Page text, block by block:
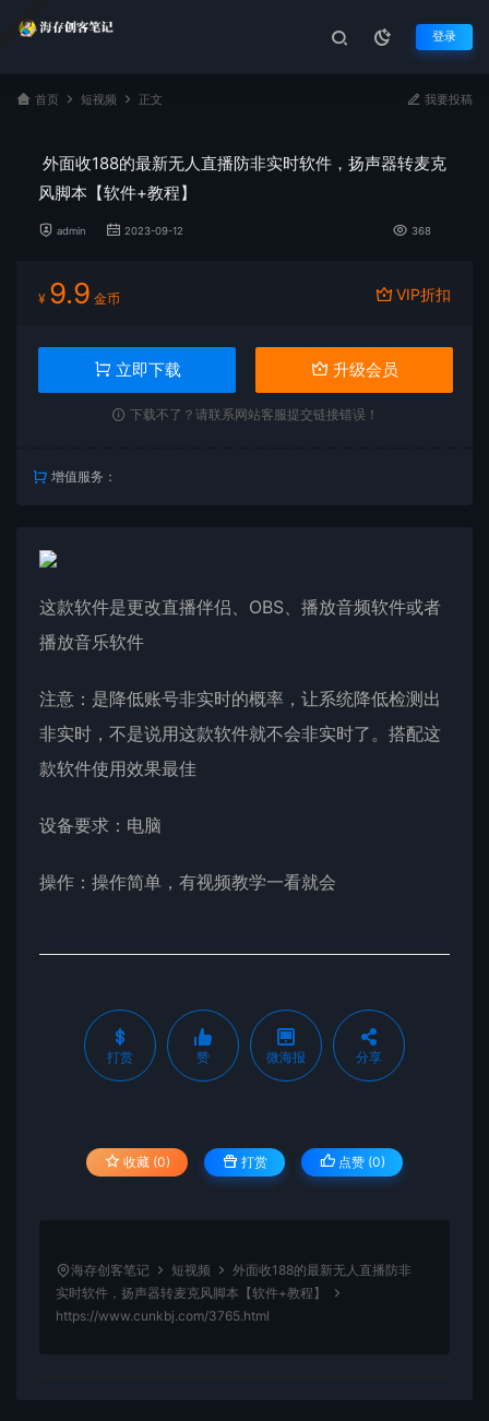
登录
首页 短视频 正文 我要投稿
外面收188的最新无人直播防非实时软件，扬声器转麦克
风脚本【软件+教程】
admin 2023-09-12 368
¥ 9.9 金币 VIP折扣
立即下载 升级会员
下载不了？请联系网站客服提交链接错误！
增值服务：
这款软件是更改直播伴侣、OBS、播放音频软件或者
播放音乐软件
注意：是降低账号非实时的概率，让系统降低检测出
非实时，不是说用这款软件就不会非实时了。搭配这
款软件使用效果最佳
设备要求：电脑
操作：操作简单，有视频教学一看就会
打赏 赞 微海报 分享
收藏 (0) 打赏 点赞 (0)
海存创客笔记 短视频
外面收188的最新无人直播防非
实时软件，扬声器转麦克风脚本【软件+教程】
https://www.cunkbj.com/3765.html